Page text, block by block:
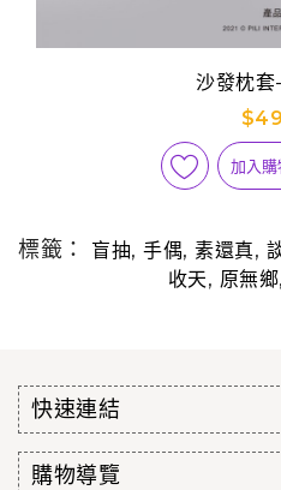
沙發枕套
加入購
標籤： 盲抽, 手偶, 素還真,
收天, 原無鄉,
快速連結
購物導覽